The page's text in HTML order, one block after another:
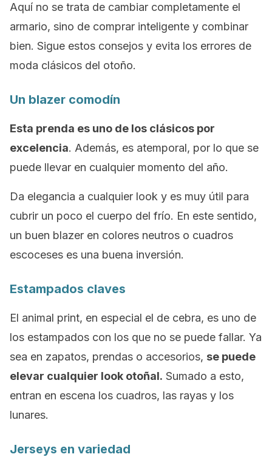
Aquí no se trata de cambiar completamente el
armario, sino de comprar inteligente y combinar
bien. Sigue estos consejos y evita los errores de
moda clásicos del otoño.
Un blazer comodín
Esta prenda es uno de los clásicos por
excelencia. Además, es atemporal, por lo que se
puede llevar en cualquier momento del año.
Da elegancia a cualquier look y es muy útil para
cubrir un poco el cuerpo del frío. En este sentido,
un buen blazer en colores neutros o cuadros
escoceses es una buena inversión.
Estampados claves
El animal print, en especial el de cebra, es uno de
los estampados con los que no se puede fallar. Ya
sea en zapatos, prendas o accesorios, se puede
elevar cualquier look otoñal. Sumado a esto,
entran en escena los cuadros, las rayas y los
lunares.
Jerseys en variedad